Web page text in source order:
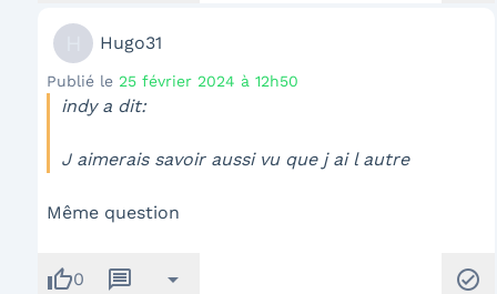
Hugo31
Publié le 25 février 2024 à 12h50
indy a dit:
J aimerais savoir aussi vu que j ai l autre
Même question
thumb_up0 message arrow_drop_down check_circle